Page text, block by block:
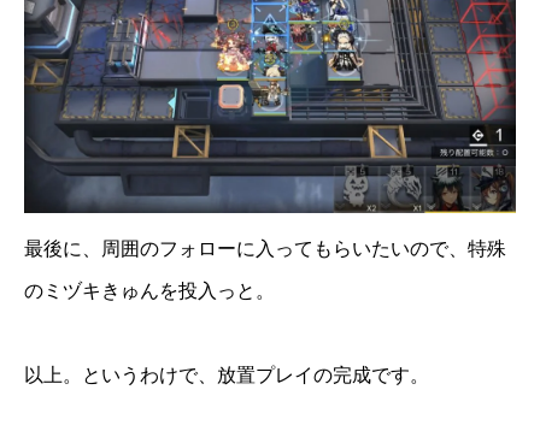
最後に、周囲のフォローに入ってもらいたいので、特殊
のミヅキきゅんを投入っと。
以上。というわけで、放置プレイの完成です。